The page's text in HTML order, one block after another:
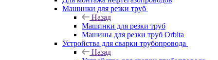
Машинки для резки труб
Назад
Машинки для резки труб
Машины для резки труб Orbita
Устройства для сварки трубопровода
Назад